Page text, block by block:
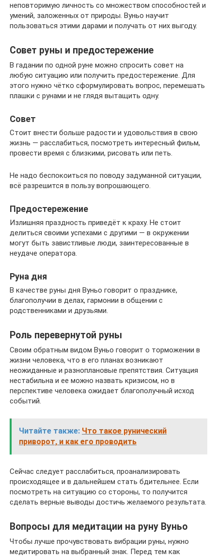
неповторимую личность со множеством способностей и
умений, заложенных от природы. Вуньо научит
пользоваться этими дарами и получать от них выгоду.
Совет руны и предостережение
В гадании по одной руне можно спросить совет на
любую ситуацию или получить предостережение. Для
этого нужно чётко сформулировать вопрос, перемешать
плашки с рунами и не глядя вытащить одну.
Совет
Стоит внести больше радости и удовольствия в свою
жизнь — расслабиться, посмотреть интересный фильм,
провести время с близкими, рисовать или петь.
Не надо беспокоиться по поводу задуманной ситуации,
всё разрешится в пользу вопрошающего.
Предостережение
Излишняя праздность приведёт к краху. Не стоит
делиться своими успехами с другими — в окружении
могут быть завистливые люди, заинтересованные в
неудаче оператора.
Руна дня
В качестве руны дня Вуньо говорит о празднике,
благополучии в делах, гармонии в общении с
родственниками и друзьями.
Роль перевернутой руны
Своим обратным видом Вуньо говорит о торможении в
жизни человека, что в его планах возникают
неожиданные и разноплановые препятствия. Ситуация
нестабильна и ее можно назвать кризисом, но в
перспективе человека ожидает благополучный исход
событий.
Читайте также: Что такое рунический
приворот, и как его проводить
Сейчас следует расслабиться, проанализировать
происходящее и в дальнейшем стать бдительнее. Если
посмотреть на ситуацию со стороны, то получится
сделать верные выводы достичь желаемого результата.
Вопросы для медитации на руну Вуньо
Чтобы лучше прочувствовать вибрации руны, нужно
медитировать на выбранный знак. Перед тем как